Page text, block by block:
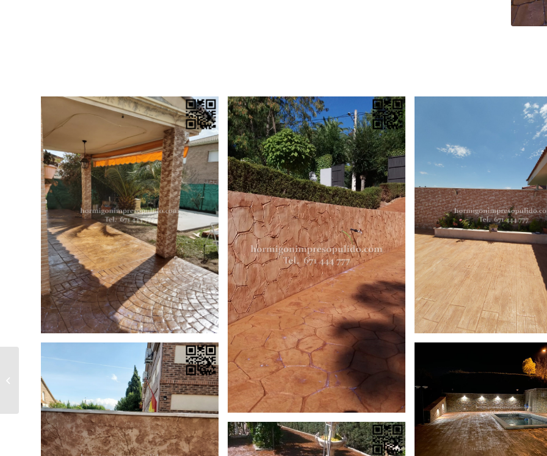
Hormigón Impreso Cueva del Hierro